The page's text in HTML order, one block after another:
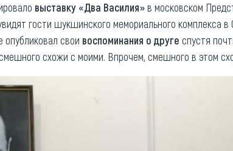
выставку «Два Василия»в московском
гости шукшинского мемориального комплекса
свои воспоминания о друге спустя
схожи с моими. Впрочем, смешного в этом